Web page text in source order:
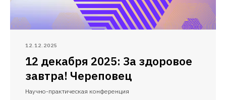
12.12.2025
12 декабря 2025: За здоровое
завтра! Череповец
Научно-практическая конференция